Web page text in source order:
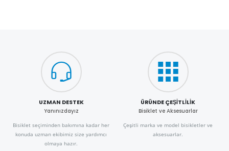
UZMAN DESTEK
Yanınızdayız
Bisiklet seçiminden bakımına kadar her
konuda uzman ekibimiz size yardımcı
olmaya hazır.
ÜRÜNDE ÇEŞITLILIK
Bisiklet ve Aksesuarlar
Çeşitli marka ve model bisikletler ve
aksesuarlar.